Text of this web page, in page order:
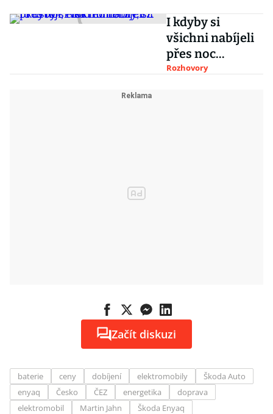
I kdyby si
všichni nabíjeli
přes noc
elektromobily,
Rozhovory
Začít diskuzi
baterie ceny dobíjení elektromobily
Škoda Auto
enyaq
Česko ČEZ energetika
doprava
elektromobil
Martin Jahn
Škoda Enyaq